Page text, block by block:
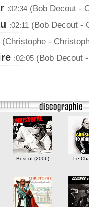
:02:34 (Bob Decout -
:02:11 (Bob Decout -
(Christophe -
:02:05 (Bob Decout
Best of (2006) Le